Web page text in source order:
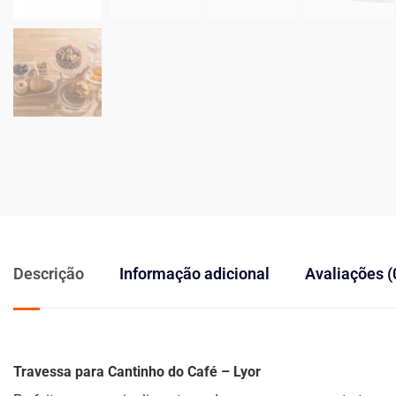
Descrição Informação adicional Avaliações
Travessa para Cantinho do Café – Lyor